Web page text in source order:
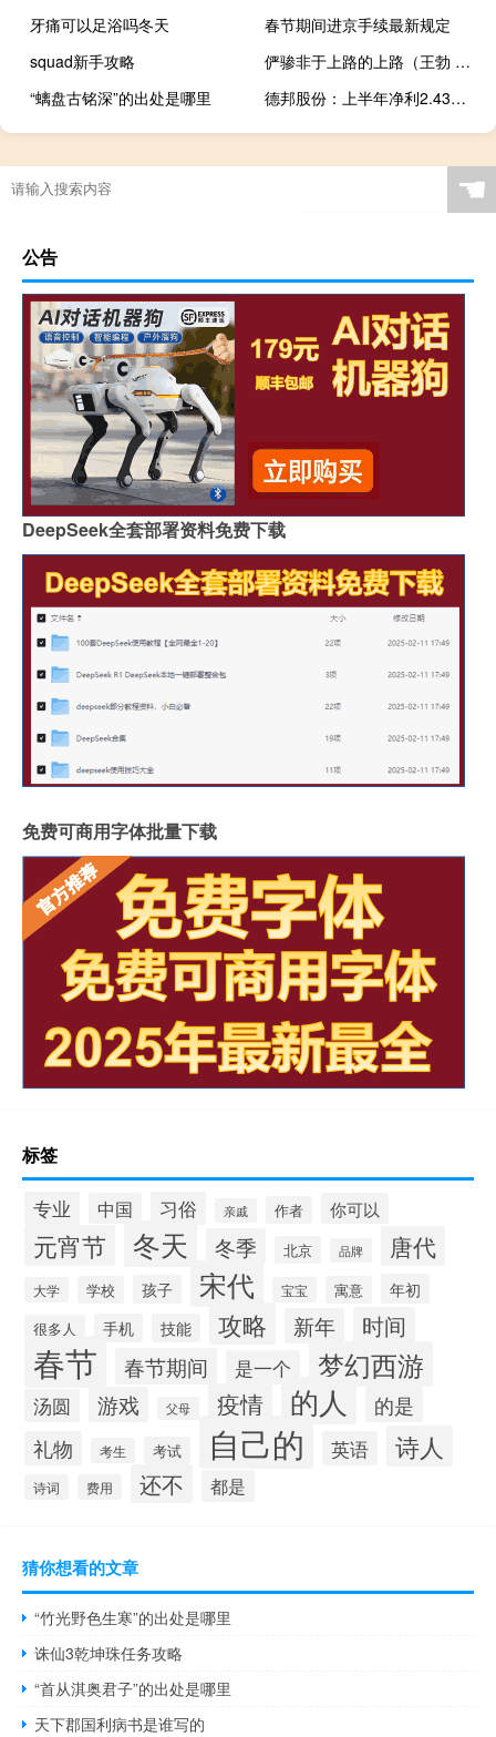
牙痛可以足浴吗冬天
春节期间进京手续最新规定
squad新手攻略
俨骖非于上路的上路（王勃 滕王阁序 中 俨骖騑于上路 骖騑 是什么意思）
“螭盘古铭深”的出处是哪里
德邦股份：上半年净利2.43亿元 同比增196.52%
☚
公告
DeepSeek全套部署资料免费下载
免费可商用字体批量下载
标签
专业 中国 习俗 亲戚 作者 你可以
元宵节 冬天 冬季 北京 品牌 唐代
大学 学校 孩子 宋代 宝宝 寓意 年初
很多人 手机 技能 攻略 新年 时间
春节 春节期间 是一个 梦幻西游
汤圆 游戏 父母 疫情 的人 的是
礼物 考生 考试 自己的 英语 诗人
诗词 费用 还不 都是
猜你想看的文章
“竹光野色生寒”的出处是哪里
诛仙3乾坤珠任务攻略
“首从淇奥君子”的出处是哪里
天下郡国利病书是谁写的